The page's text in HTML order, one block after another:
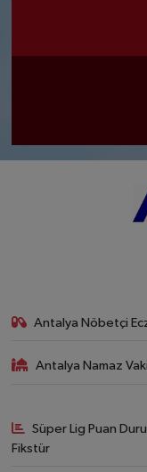
Antalya Nöbetçi
Antalya Namaz
Süper Lig Puan
Fikstür